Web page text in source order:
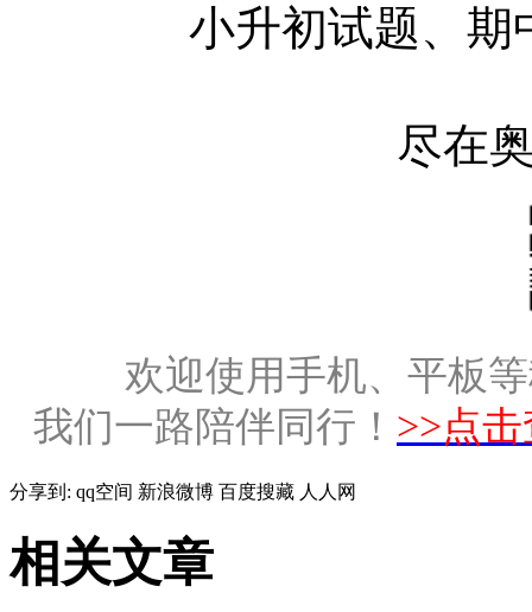
小升初试题、期
尽在
欢迎使用手机、平板
我们一路陪伴同行！ >>点
分享到: qq空间 新浪微博 百度搜藏 人人网
相关文章